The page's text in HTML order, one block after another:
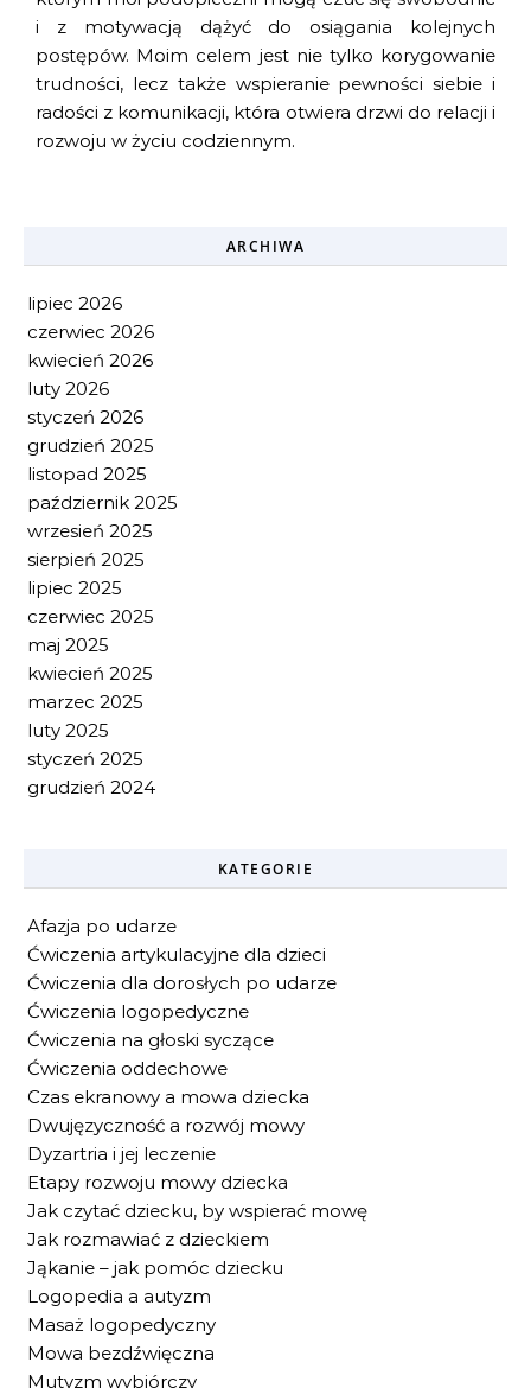
i z motywacją dążyć do osiągania kolejnych
postępów. Moim celem jest nie tylko korygowanie
trudności, lecz także wspieranie pewności siebie i
radości z komunikacji, która otwiera drzwi do relacji i
rozwoju w życiu codziennym.
ARCHIWA
lipiec 2026
czerwiec 2026
kwiecień 2026
luty 2026
styczeń 2026
grudzień 2025
listopad 2025
październik 2025
wrzesień 2025
sierpień 2025
lipiec 2025
czerwiec 2025
maj 2025
kwiecień 2025
marzec 2025
luty 2025
styczeń 2025
grudzień 2024
KATEGORIE
Afazja po udarze
Ćwiczenia artykulacyjne dla dzieci
Ćwiczenia dla dorosłych po udarze
Ćwiczenia logopedyczne
Ćwiczenia na głoski syczące
Ćwiczenia oddechowe
Czas ekranowy a mowa dziecka
Dwujęzyczność a rozwój mowy
Dyzartria i jej leczenie
Etapy rozwoju mowy dziecka
Jak czytać dziecku, by wspierać mowę
Jak rozmawiać z dzieckiem
Jąkanie – jak pomóc dziecku
Logopedia a autyzm
Masaż logopedyczny
Mowa bezdźwięczna
Mutyzm wybiórczy